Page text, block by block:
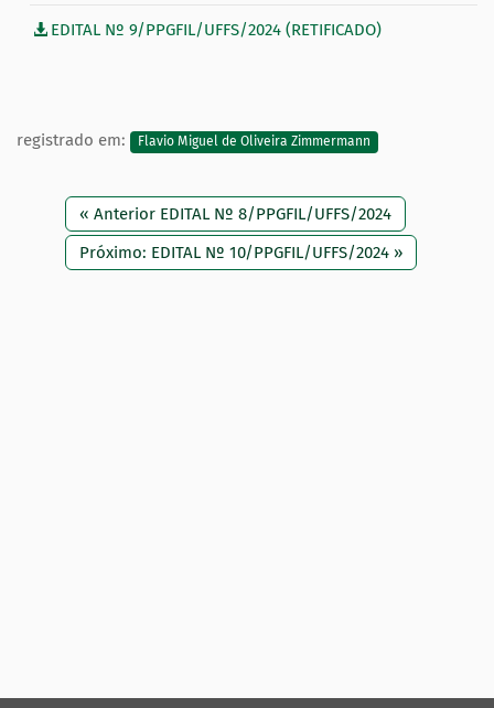
EDITAL Nº 9/PPGFIL/UFFS/2024 (RETIFICADO)
registrado em: Flavio Miguel de Oliveira Zimmermann
« Anterior EDITAL Nº 8/PPGFIL/UFFS/2024
Próximo: EDITAL Nº 10/PPGFIL/UFFS/2024 »